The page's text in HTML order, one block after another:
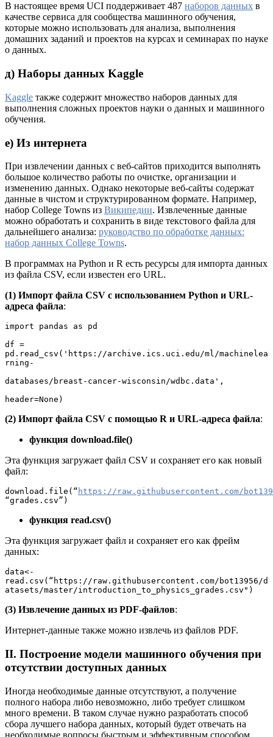
В настоящее время UCI поддерживает 487 наборов данных в
качестве сервиса для сообщества машинного обучения,
которые можно использовать для анализа, выполнения
домашних заданий и проектов на курсах и семинарах по науке
о данных.
д) Наборы данных Kaggle
Kaggle также содержит множество наборов данных для
выполнения сложных проектов науки о данных и машинного
обучения.
е) Из интернета
При извлечении данных с веб-сайтов приходится выполнять
большое количество работы по очистке, организации и
изменению данных. Однако некоторые веб-сайты содержат
данные в чистом и структурированном формате. Например,
набор College Towns из Википедии. Извлеченные данные
можно обработать и сохранить в виде текстового файла для
дальнейшего анализа: руководство по обработке данных:
набор данных College Towns.
В программах на Python и R есть ресурсы для импорта данных
из файла CSV, если известен его URL.
(1) Импорт файла CSV с использованием Python и URL-
адреса файла:
import pandas as pd
df =
pd.read_csv('https://archive.ics.uci.edu/ml/machinelea
rning-
databases/breast-cancer-wisconsin/wdbc.data',
header=None)
(2) Импорт файла CSV с помощью R и URL-адреса файла:
функция download.file()
Эта функция загружает файл CSV и сохраняет его как новый
файл:
download.file(“ https://raw.githubusercontent.com/
“grades.csv”)
функция read.csv()
Эта функция загружает файл и сохраняет его как фрейм
данных:
data<-
read.csv(“https://raw.githubusercontent.com/bot13956/d
atasets/master/introduction_to_physics_grades.csv")
(3) Извлечение данных из PDF-файлов:
Интернет-данные также можно извлечь из файлов PDF.
II. Построение модели машинного обучения при
отсутствии доступных данных
Иногда необходимые данные отсутствуют, а получение
полного набора либо невозможно, либо требует слишком
много времени. В таком случае нужно разработать способ
сбора лучшего набора данных, который будет отвечать на
необходимые вопросы быстрым и эффективным способом.